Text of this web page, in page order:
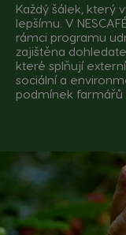
Každý šálek, který
lepšímu. V
rámci programu
zajištěna
které splňují
sociální a
podmínek farmářů